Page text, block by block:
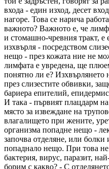
входа - един изход, десет
нагоре. Това се нарича
важното? Важното е, че
и стомашно-чревния тракт, е
изхвърля - посредством
нещо - през кожата ние не
лимфата е увредена, ще
понятно ли е? Изхвърлянето
през слизестите обвивки,
бариера епителий,
И така - първият плацдарм
място за извеждане на
влагалището при жените,
организма попадне нещо -
започва отделяне, или болки
попаднало нещо. При това
бактерия, вирус, паразит,
борим с какво? - С